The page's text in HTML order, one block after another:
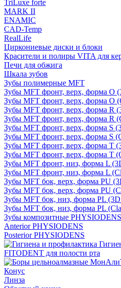
TriLuxe forte
MARK II
ENAMIC
CAD-Temp
RealLife
Циркониевые диски и блоки
Красители и полиры VITA для
Печи для обжига
Шкала зубов
Зубы полимерные MFT
Зубы MFT фронт, верх, форма O
Зубы MFT фронт, верх, форма O
Зубы MFT фронт, верх, форма R
Зубы MFT фронт, верх, форма R
Зубы MFT фронт, верх, форма S
Зубы MFT фронт, верх, форма S
Зубы MFT фронт, верх, форма T
Зубы MFT фронт, верх, форма T
Зубы MFT фронт, низ, форма L
Зубы MFT фронт, низ, форма L
Зубы MFT бок, верх, форма PU
Зубы MFT бок, верх, форма PU
Зубы MFT бок, низ, форма PL (3D
Зубы MFT бок, низ, форма PL
Зубы композитные PHYSIODENS
Anterior PHYSIODENS
Posterior PHYSIODENS
FITODENT для полости рта
Конус
Линза